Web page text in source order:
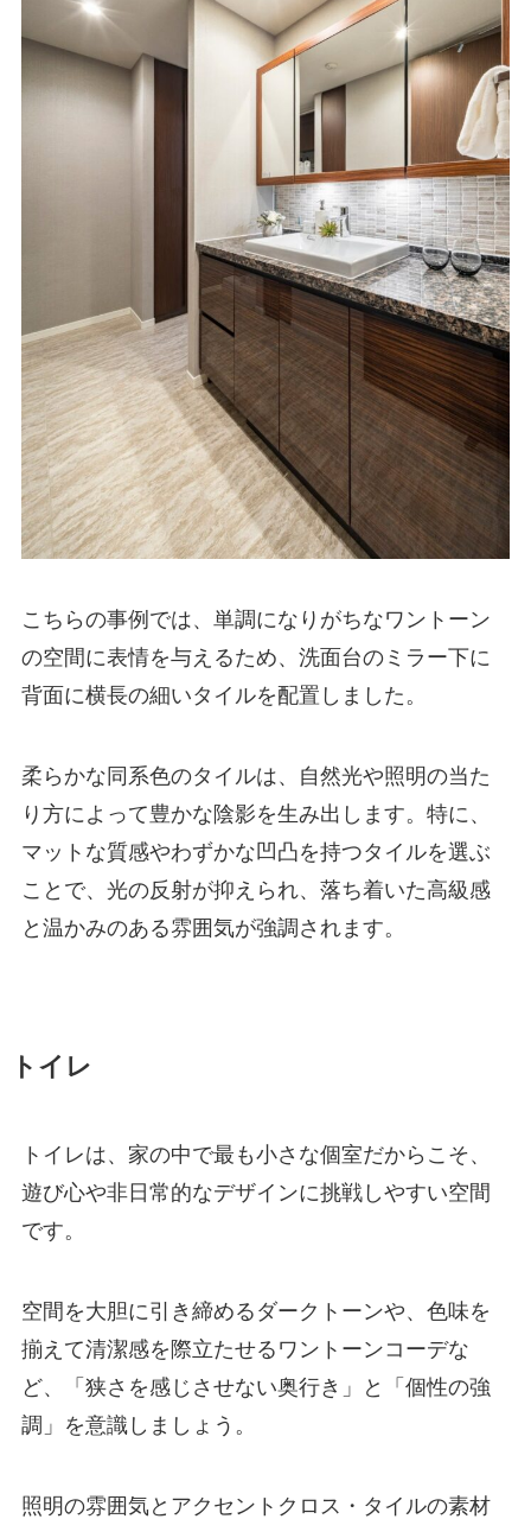
こちらの事例では、単調になりがちなワントーン
の空間に表情を与えるため、洗面台のミラー下に
背面に横長の細いタイルを配置しました。
柔らかな同系色のタイルは、自然光や照明の当た
り方によって豊かな陰影を生み出します。特に、
マットな質感やわずかな凹凸を持つタイルを選ぶ
ことで、光の反射が抑えられ、落ち着いた高級感
と温かみのある雰囲気が強調されます。
トイレ
トイレは、家の中で最も小さな個室だからこそ、
遊び心や非日常的なデザインに挑戦しやすい空間
です。
空間を大胆に引き締めるダークトーンや、色味を
揃えて清潔感を際立たせるワントーンコーデな
ど、「狭さを感じさせない奥行き」と「個性の強
調」を意識しましょう。
照明の雰囲気とアクセントクロス・タイルの素材